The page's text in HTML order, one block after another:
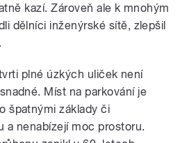
kazí. Zároveň ale k mnohým
dělníci inženýrské sítě, zlepšil
plné úzkých uliček není
Míst na parkování je
špatnými základy či
a nenabízejí moc prostoru.